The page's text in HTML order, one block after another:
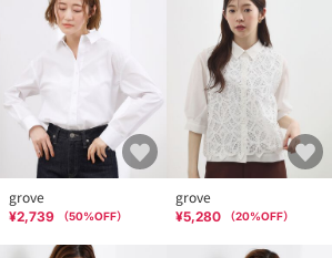
grove
¥2,739 （50%OFF）
grove
¥5,280 （20%OFF）